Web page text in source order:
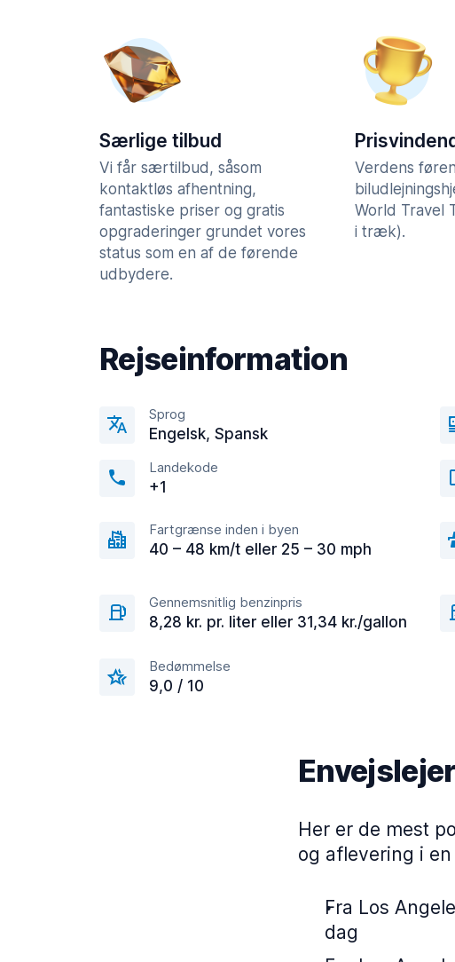
Særlige tilbud
Vi får særtilbud, såsom
kontaktløs afhentning,
fantastiske priser og gratis
opgraderinger grundet vores
status som en af de førende
udbydere.
Verdens
World Travel
i træk).
Rejseinformation
Sprog
Engelsk, Spansk
Landekode
+1
Fartgrænse inden i byen
40 – 48 km/t eller 25 – 30 mph
Gennemsnitlig benzinpris
8,28 kr. pr. liter eller 31,34 kr./gallon
Bedømmelse
9,0 / 10
Her er de mest
og aflevering i
Fra Los
dag